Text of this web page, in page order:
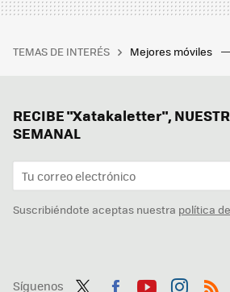
TEMAS DE INTERÉS Mejores móviles
RECIBE "Xatakaletter",
SEMANAL
Suscribiéndote aceptas nuestra política
Síguenos